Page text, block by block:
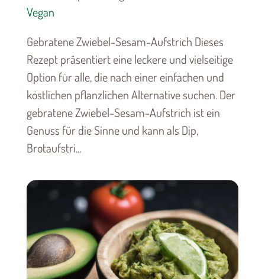
Vegan
Gebratene Zwiebel-Sesam-Aufstrich Dieses
Rezept präsentiert eine leckere und vielseitige
Option für alle, die nach einer einfachen und
köstlichen pflanzlichen Alternative suchen. Der
gebratene Zwiebel-Sesam-Aufstrich ist ein
Genuss für die Sinne und kann als Dip,
Brotaufstri...